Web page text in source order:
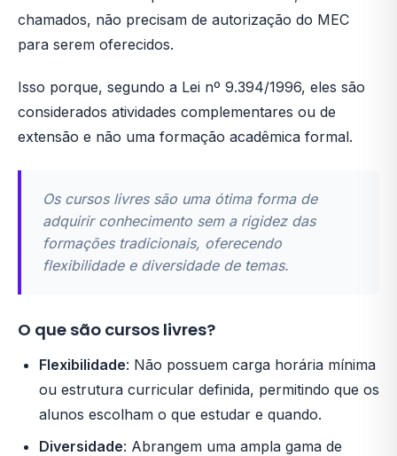
chamados, não precisam de autorização do MEC
para serem oferecidos.
Isso porque, segundo a Lei nº 9.394/1996, eles são
considerados atividades complementares ou de
extensão e não uma formação acadêmica formal.
Os cursos livres são uma ótima forma de
adquirir conhecimento sem a rigidez das
formações tradicionais, oferecendo
flexibilidade e diversidade de temas.
O que são cursos livres?
Flexibilidade: Não possuem carga horária mínima
ou estrutura curricular definida, permitindo que os
alunos escolham o que estudar e quando.
Diversidade: Abrangem uma ampla gama de